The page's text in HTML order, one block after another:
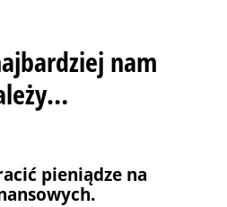
nam
pieniądze na